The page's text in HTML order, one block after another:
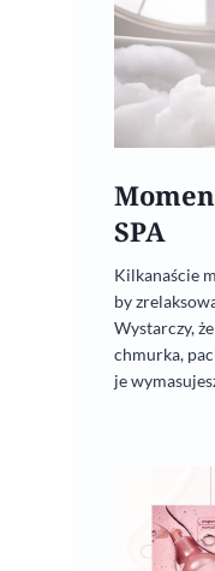
SPA
Kilkanaście
by
Wystarczy,
chmurka,
je